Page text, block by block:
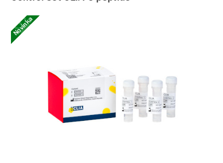
Novinka